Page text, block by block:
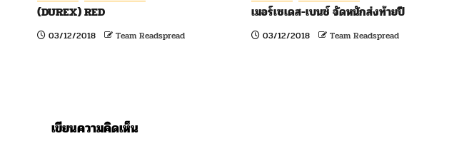
(DUREX) RED
03/12/2018 Team Readspread
เมอร์เซเดส-เบนซ์ จัดหนักส่งท้ายปี
03/12/2018 Team Readspread
เขียนความคิดเห็น